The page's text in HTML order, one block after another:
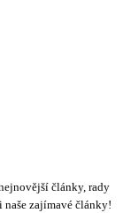
články, rady
naše zajímavé články!